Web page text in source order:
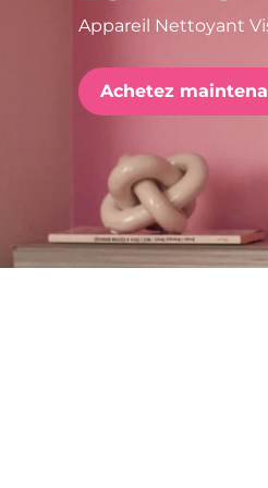
Appareil Nettoyant
Achetez
issa™ Teeth Whitening Set
FAQ™ Dual LED Panel
POPULAIRE